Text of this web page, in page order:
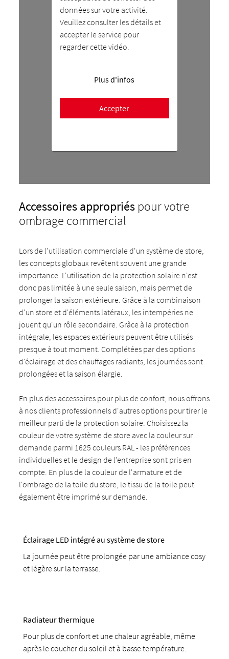
données sur votre activité.
Veuillez consulter les détails et
accepter le service pour
regarder cette vidéo.
Plus d'infos
Accepter
Accessoires appropriés pour votre
ombrage commercial
Lors de l'utilisation commerciale d'un système de store,
les concepts globaux revêtent souvent une grande
importance. L'utilisation de la protection solaire n'est
donc pas limitée à une seule saison, mais permet de
prolonger la saison extérieure. Grâce à la combinaison
d'un store et d'éléments latéraux, les intempéries ne
jouent qu'un rôle secondaire. Grâce à la protection
intégrale, les espaces extérieurs peuvent être utilisés
presque à tout moment. Complétées par des options
d'éclairage et des chauffages radiants, les journées sont
prolongées et la saison élargie.
En plus des accessoires pour plus de confort, nous offrons
à nos clients professionnels d'autres options pour tirer le
meilleur parti de la protection solaire. Choisissez la
couleur de votre système de store avec la couleur sur
demande parmi 1625 couleurs RAL - les préférences
individuelles et le design de l'entreprise sont pris en
compte. En plus de la couleur de l'armature et de
l'ombrage de la toile du store, le tissu de la toile peut
également être imprimé sur demande.
Éclairage LED intégré au système de store
La journée peut être prolongée par une ambiance cosy
et légère sur la terrasse.
Radiateur thermique
Pour plus de confort et une chaleur agréable, même
après le coucher du soleil et à basse température.